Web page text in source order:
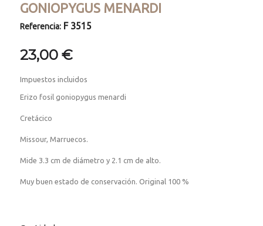
GONIOPYGUS MENARDI
Referencia: F 3515
23,00 €
Impuestos incluidos
Erizo fosil goniopygus menardi
Cretácico
Missour, Marruecos.
Mide 3.3 cm de diámetro y 2.1 cm de alto.
Muy buen estado de conservación. Original 100 %